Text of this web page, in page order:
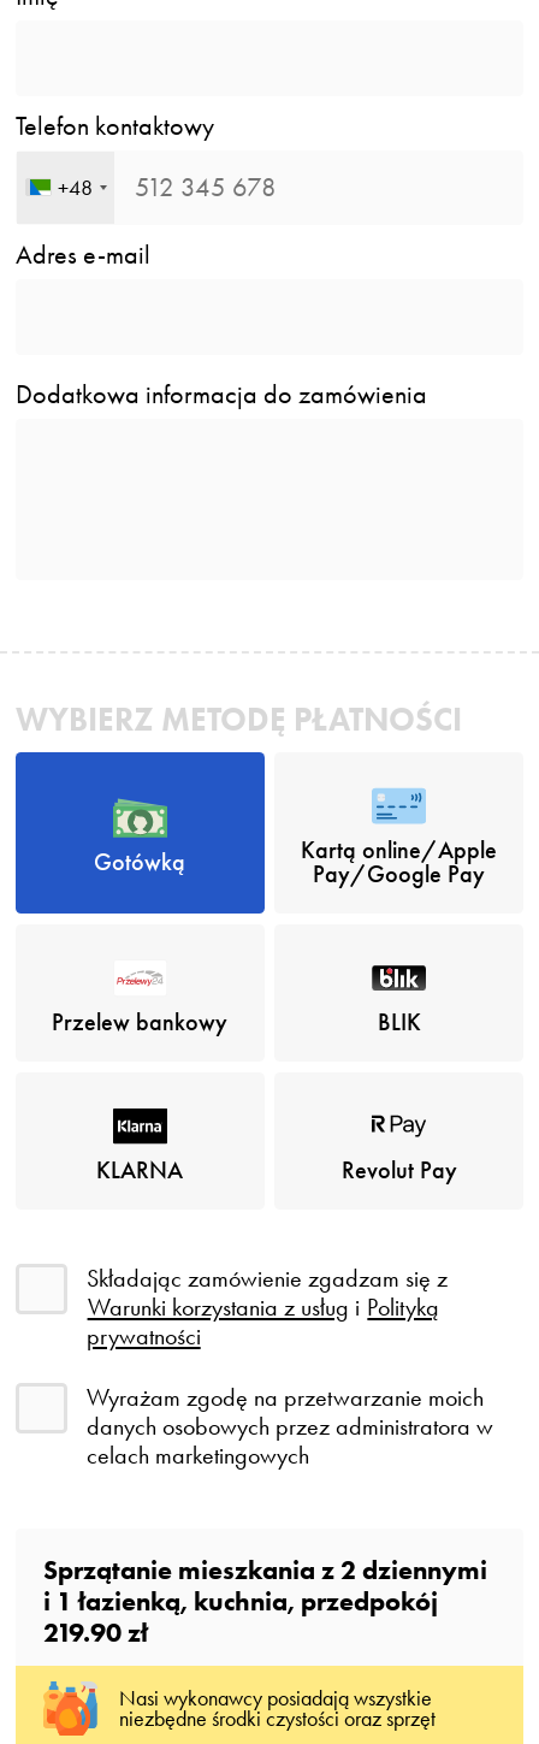
Telefon kontaktowy
+48
Adres e-mail
Dodatkowa informacja do zamówienia
WYBIERZ METODĘ PŁATNOŚCI
Gotówką
Kartą online/Apple
Pay/Google Pay
Przelew bankowy BLIK
KLARNA Revolut Pay
Składając zamówienie zgadzam się z
Warunki korzystania z usług i Polityką
prywatności
Wyrażam zgodę na przetwarzanie moich
danych osobowych przez administratora w
celach marketingowych
Sprzątanie mieszkania z2 dziennymi
i 1 łazienką, kuchnia, przedpokój
219.90 zł
Nasi wykonawcy posiadają wszystkie
niezbędne środki czystości oraz sprzęt